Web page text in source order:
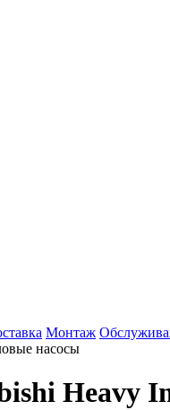
Монтаж
насосы
Heavy